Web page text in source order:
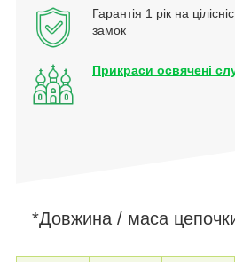
Гарантія 1 рік на
замок
Прикраси освячені
*Довжина / маса